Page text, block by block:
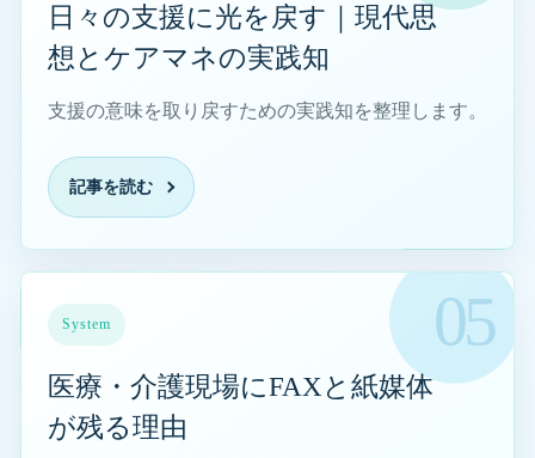
日々の支援に光を戻す｜現代思
想とケアマネの実践知
支援の意味を取り戻すための実践知を整理します。
記事を読む
System
医療・介護現場にFAXと紙媒体
が残る理由
医療・介護現場にFAXと紙媒体が残る理由を読む